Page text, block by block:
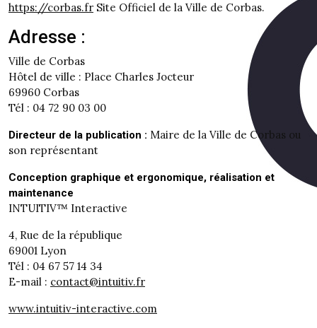
https://corbas.fr Site Officiel de la Ville de Corbas.
Adresse :
Ville de Corbas
Hôtel de ville : Place Charles Jocteur
69960 Corbas
Tél : 04 72 90 03 00
Directeur de la publication : Maire de la Ville de Corbas ou
son représentant
Conception graphique et ergonomique, réalisation et
maintenance
INTUITIV™ Interactive
4, Rue de la république
69001 Lyon
Tél : 04 67 57 14 34
E-mail : contact@intuitiv.fr
www.intuitiv-interactive.com